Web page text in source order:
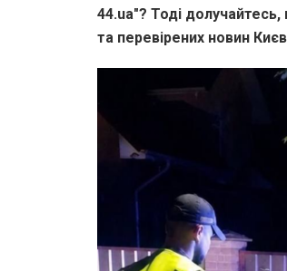
44.ua"? Тоді долучайтесь,
та перевірених новин